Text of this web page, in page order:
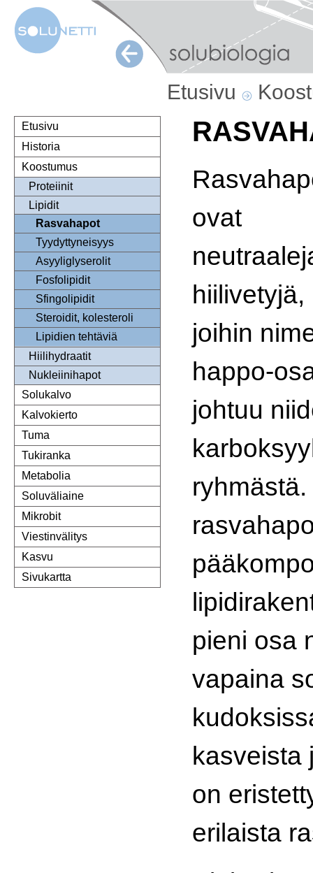
Etusivu
Etusivu
Historia
Koostumus
Proteiinit
Lipidit
Rasvahapot
Tyydyttyneisyys
Asyyliglyserolit
Fosfolipidit
Sfingolipidit
Steroidit, kolesteroli
Lipidien tehtäviä
Hiilihydraatit
Nukleiinihapot
Solukalvo
Kalvokierto
Tuma
Tukiranka
Metabolia
Soluväliaine
Mikrobit
Viestinvälitys
Kasvu
Sivukartta
ovat
hiilivetyjä,
joihin
happo-
johtuu
pieni osa
vapaina
kasveista
on
erilaista